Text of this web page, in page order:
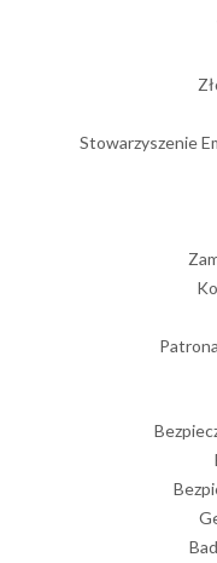
Stowarzyszenie